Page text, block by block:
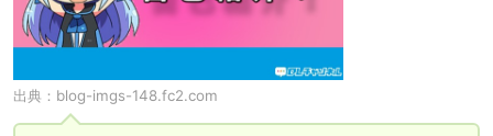
出典： blog-imgs-148.fc2.com